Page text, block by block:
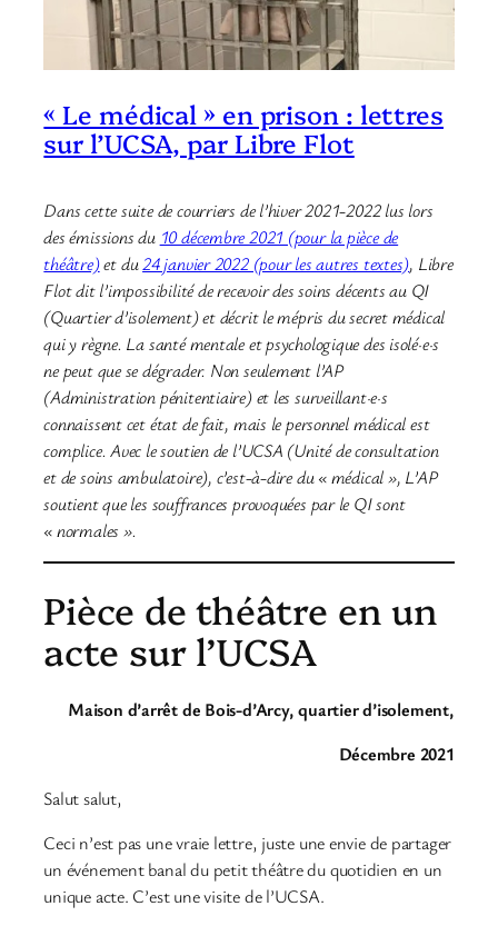
« Le médical » en prison : lettres
sur l’UCSA, par Libre Flot
Dans cette suite de courriers de l’hiver 2021-2022 lus lors
des émissions du 10 décembre 2021 (pour la pièce de
théâtre)et du24 janvier 2022 (pour les autres textes), Libre
Flot dit l’impossibilité de recevoir des soins décents au QI
(Quartier d’isolement) et décrit le mépris du secret médical
qui y règne. La santé mentale et psychologique des isolé·e·s
ne peut que se dégrader. Non seulement l’AP
(Administration pénitentiaire) et les surveillant·e·s
connaissent cet état de fait, mais le personnel médical est
complice. Avec le soutien de l’UCSA (Unité de consultation
et de soins ambulatoire), c’est-à-dire du « médical », L’AP
soutient que les souffrances provoquées par le QI sont
« normales ».
Pièce de théâtre en un
acte sur l’UCSA
Maison d’arrêt de Bois-d’Arcy, quartier d’isolement,
Décembre 2021
Salut salut,
Ceci n’est pas une vraie lettre, juste une envie de partager
un événement banal du petit théâtre du quotidien en un
unique acte. C’est une visite de l’UCSA.